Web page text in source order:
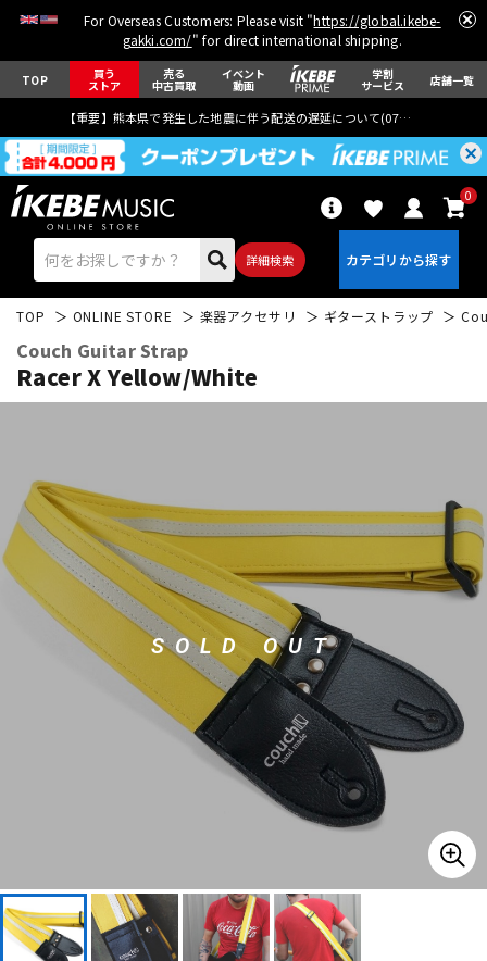
For Overseas Customers: Please visit "https://global.ikebe-
gakki.com/" for direct international shipping.
TOP 買う
ストア
売る
中古買取
イベント
動画
学割
サービス 店舗一覧
【重要】熊本県で発生した地震に伴う配送の遅延について(07月29日
詳細検索
0
ベース ウクレレ
ドラム パーカッション
キーボード 電子ピアノ
その他楽器
エフェクター
DJ機器 DTM
TOP ONLINE STORE 楽器アクセサリ ギターストラップ
Couch Guitar Strap
Racer X Yellow/White
SOLD OUT